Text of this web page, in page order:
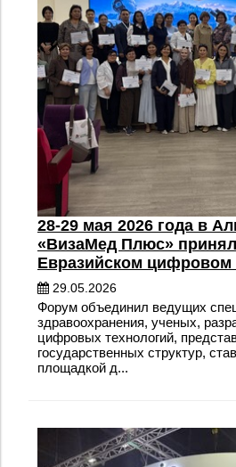
28-29 мая 2026 года в
«ВизаМед Плюс»
Евразийском
29.05.2026
Форум объединил ведущих
здравоохранения, ученых,
цифровых технологий,
государственных структур,
площадкой д...